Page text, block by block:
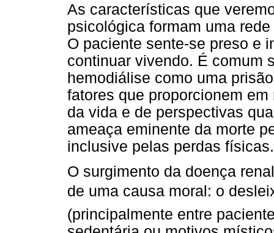
As características que
psicológica formam uma
O paciente sente-se preso e
continuar vivendo. É comum
hemodiálise como uma
fatores que proporcionem
da vida e de perspectivas
ameaça eminente da morte
inclusive pelas perdas
O surgimento da doença
de uma causa moral: o
(principalmente entre